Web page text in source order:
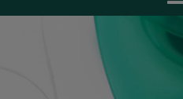
til